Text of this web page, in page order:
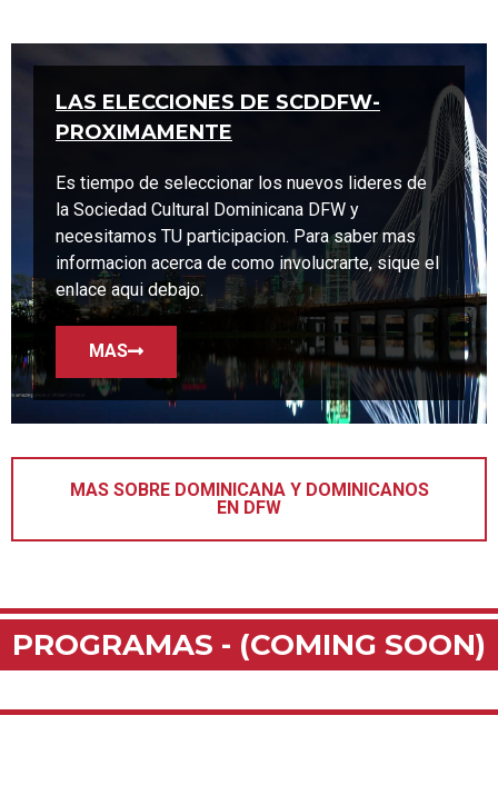
LAS ELECCIONES DE SCDDFW-
PROXIMAMENTE
Es tiempo de seleccionar los nuevos lideres de
la Sociedad Cultural Dominicana DFW y
necesitamos TU participacion. Para saber mas
informacion acerca de como involucrarte, sique el
enlace aqui debajo.
MAS
MAS SOBRE DOMINICANA Y DOMINICANOS
EN DFW
PROGRAMAS - (COMING SOON)